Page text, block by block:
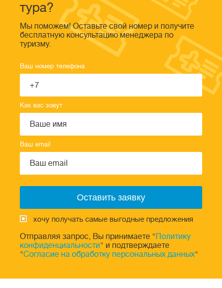
тура?
Мы поможем! Оставьте свой номер и получите
бесплатную консультацию менеджера по
туризму.
Ваш номер телефона
Как вас зовут
Ваш email
хочу получать самые выгодные предложения
Отправляя запрос, Вы принимаете " Политику
конфиденциальности" и подтверждаете
"Согласие на обработку персональных данных"